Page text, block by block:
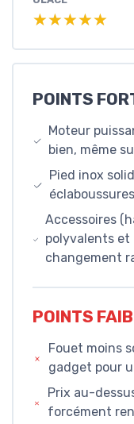
★★★★★
★★★★★
POINTS
Moteur
bien, même
Pied inox
Accessoires
polyvalents et
changement
POINTS
Fouet moins
gadget pour
Prix au-
forcément